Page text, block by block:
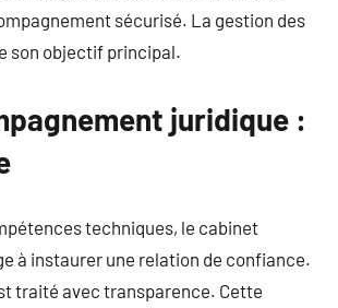
sécurisé. La gestion des
son objectif principal.
juridique :
techniques, le cabinet
à instaurer une relation de confiance.
traité avec transparence. Cette